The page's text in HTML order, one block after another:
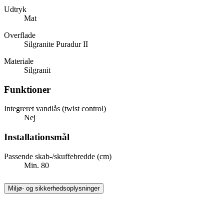
Udtryk
Mat
Overflade
Silgranite Puradur II
Materiale
Silgranit
Funktioner
Integreret vandlås (twist control)
Nej
Installationsmål
Passende skab-/skuffebredde (cm)
Min. 80
Miljø- og sikkerhedsoplysninger